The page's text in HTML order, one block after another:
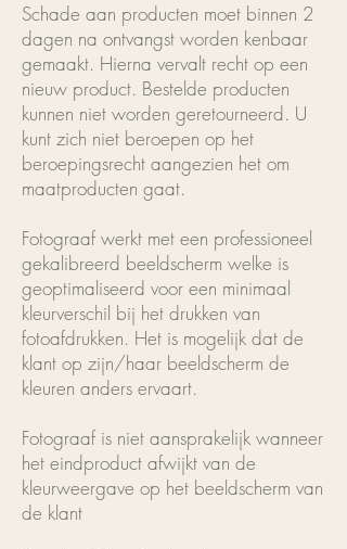
Schade aan producten moet binnen 2
dagen na ontvangst worden kenbaar
gemaakt. Hierna vervalt recht op een
nieuw product. Bestelde producten
kunnen niet worden geretourneerd. U
kunt zich niet beroepen op het
beroepingsrecht aangezien het om
maatproducten gaat.
Fotograaf werkt met een professioneel
gekalibreerd beeldscherm welke is
geoptimaliseerd voor een minimaal
kleurverschil bij het drukken van
fotoafdrukken. Het is mogelijk dat de
klant op zijn/haar beeldscherm de
kleuren anders ervaart.
Fotograaf is niet aansprakelijk wanneer
het eindproduct afwijkt van de
kleurweergave op het beeldscherm van
de klant